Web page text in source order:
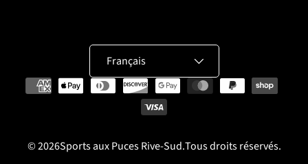
Moyens de paiement acceptés
Français
© 2026Sports aux Puces Rive-Sud.Tous droits réservés.